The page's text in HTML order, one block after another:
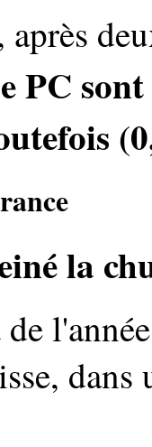
PC
la